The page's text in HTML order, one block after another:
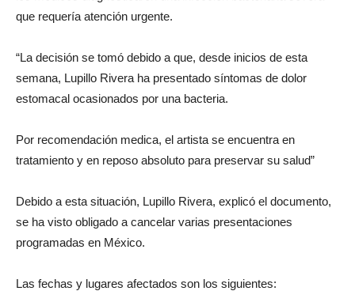
que requería atención urgente.
“La decisión se tomó debido a que, desde inicios de esta
semana, Lupillo Rivera ha presentado síntomas de dolor
estomacal ocasionados por una bacteria.
Por recomendación medica, el artista se encuentra en
tratamiento y en reposo absoluto para preservar su salud”
Debido a esta situación, Lupillo Rivera, explicó el documento,
se ha visto obligado a cancelar varias presentaciones
programadas en México.
Las fechas y lugares afectados son los siguientes: